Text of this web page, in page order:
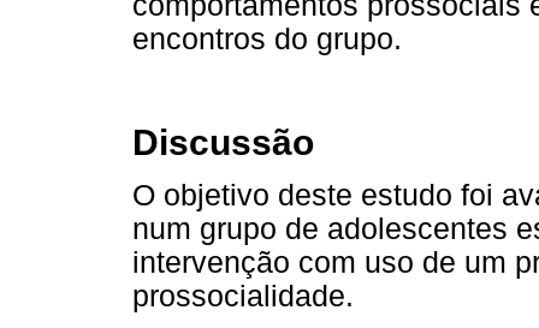
encontros do grupo.
Discussão
O objetivo deste estudo foi
num grupo de adolescentes
intervenção com uso de um
prossocialidade.